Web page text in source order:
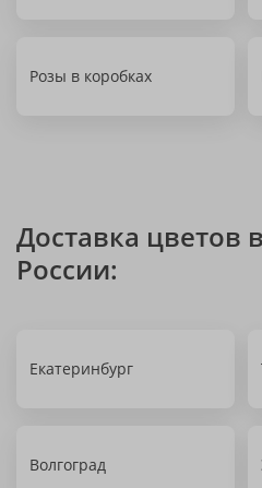
Розы в коробках
Доставка цветов
России:
Екатеринбург
Волгоград